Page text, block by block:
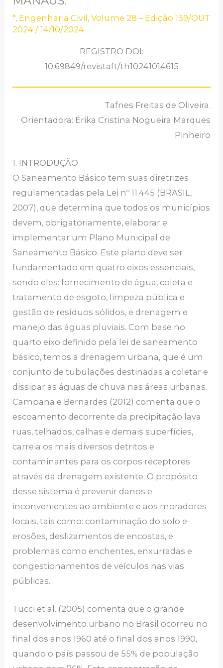
*, Engenharia Civil ,Volume 28 – Edição 139/OUT
2024 /14/10/2024
REGISTRO DOI:
10.69849/revistaft/th10241014615
Tafnes Freitas de Oliveira.
Orientadora: Érika Cristina Nogueira Marques
Pinheiro
1. INTRODUÇÃO
O Saneamento Básico tem suas diretrizes
regulamentadas pela Lei nº 11.445 (BRASIL,
2007), que determina que todos os municípios
devem, obrigatoriamente, elaborar e
implementar um Plano Municipal de
Saneamento Básico. Este plano deve ser
fundamentado em quatro eixos essenciais,
sendo eles: fornecimento de água, coleta e
tratamento de esgoto, limpeza pública e
gestão de resíduos sólidos, e drenagem e
manejo das águas pluviais. Com base no
quarto eixo definido pela lei de saneamento
básico, temos a drenagem urbana, que é um
conjunto de tubulações destinadas a coletar e
dissipar as águas de chuva nas áreas urbanas.
Campana e Bernardes (2012) comenta que o
escoamento decorrente da precipitação lava
ruas, telhados, calhas e demais superfícies,
carreia os mais diversos detritos e
contaminantes para os corpos receptores
através da drenagem existente. O propósito
desse sistema é prevenir danos e
inconvenientes ao ambiente e aos moradores
locais, tais como: contaminação do solo e
erosões, deslizamentos de encostas, e
problemas como enchentes, enxurradas e
congestionamentos de veículos nas vias
públicas.
Tucci et al. (2005) comenta que o grande
desenvolvimento urbano no Brasil ocorreu no
final dos anos 1960 até o final dos anos 1990,
quando o país passou de 55% de população